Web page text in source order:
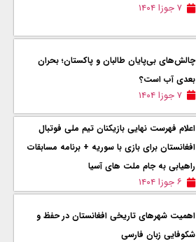
۷ جوزا ۱۴۰۴
چالش‌های بی‌پایان طالبان و پاکستان؛ بحران
بعدی آب است؟
۷ جوزا ۱۴۰۴
اعلام فهرست نهایی بازیکنان تیم ملی فوتبال
افغانستان برای بازی با سوریه + برنامه مسابقات
راهیابی به جام ملت های آسیا
۶ جوزا ۱۴۰۴
اهمیت شهرهای تاریخی افغانستان در حفظ و
شکوفایی زبان فارسی